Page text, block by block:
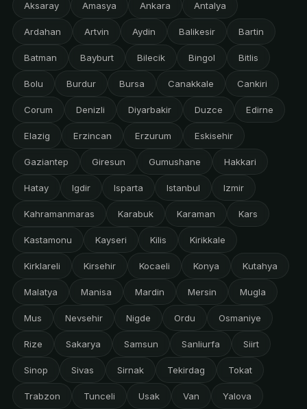
Aksaray Amasya Ankara Antalya
Ardahan Artvin Aydin Balikesir Bartin
Batman Bayburt Bilecik Bingol Bitlis
Bolu Burdur Bursa Canakkale Cankiri
Corum Denizli Diyarbakir Duzce Edirne
Elazig Erzincan Erzurum Eskisehir
Gaziantep Giresun Gumushane Hakkari
Hatay Igdir Isparta Istanbul Izmir
Kahramanmaras Karabuk Karaman Kars
Kastamonu Kayseri Kilis Kirikkale
Kirklareli Kirsehir Kocaeli Konya Kutahya
Malatya Manisa Mardin Mersin Mugla
Mus Nevsehir Nigde Ordu Osmaniye
Rize Sakarya Samsun Sanliurfa Siirt
Sinop Sivas Sirnak Tekirdag Tokat
Trabzon Tunceli Usak Van Yalova